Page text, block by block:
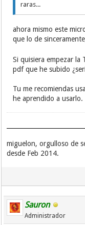
raras...
ahora mismo este
que lo de
Si quisiera empezar la
pdf que he subido
Tu me recomiendas
he aprendido a usarlo.
miguelon, orgulloso de
desde Feb 2014.
Sauron
Administrador